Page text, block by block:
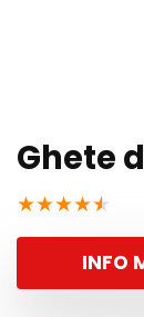
Ghete
★★★★★
INFO